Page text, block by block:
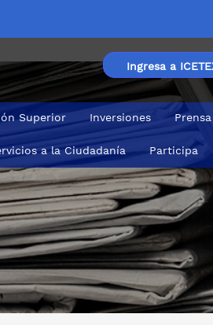
Ingresa a
Superior Inversiones Prensa
a la Ciudadanía Participa